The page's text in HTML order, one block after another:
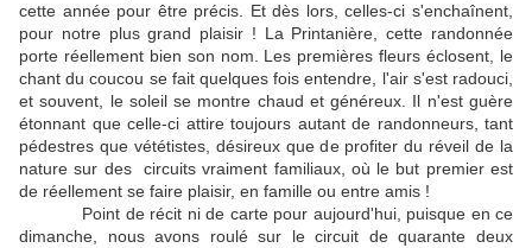
cette année pour être précis. Et dès lors, celles-ci s'enchaînent,
pour notre plus grand plaisir ! La Printanière, cette randonnée
porte réellement bien son nom. Les premières fleurs éclosent, le
chant du coucou se fait quelques fois entendre, l'air s'est radouci,
et souvent, le soleil se montre chaud et généreux. Il n'est guère
étonnant que celle-ci attire toujours autant de randonneurs, tant
pédestres que vététistes, désireux que de profiter du réveil de la
nature sur des circuits vraiment familiaux, où le but premier est
de réellement se faire plaisir, en famille ou entre amis !
Point de récit ni de carte pour aujourd'hui, puisque en ce
dimanche, nous avons roulé sur le circuit de quarante deux